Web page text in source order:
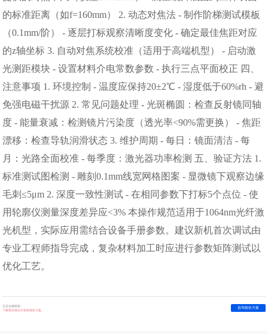
的标准距离（如f=160mm） 2. 动态对焦法 - 制作阶梯测试模板
（0.1mm/阶） - 逐层打标观察清晰度变化 - 确定最佳焦距对应
的z轴坐标 3. 自动对焦系统校准（适用于高端机型） - 启动激
光测距模块 - 设置材料介电常数参数 - 执行三点平面校正 四、
注意事项 1. 环境控制 - 温度应保持20±2℃ - 湿度低于60%rh - 避
免强电磁干扰源 2. 常见问题处理 - 光斑椭圆：检查反射镜同轴
度 - 能量衰减：检测镜片污染度（透光率<90%需更换） - 焦距
漂移：检查导轨润滑状态 3. 维护周期 - 每日：镜面清洁 - 每
月：光路全面校准 - 每季度：激光器功率检测 五、验证方法 1.
标准测试图检测 - 雕刻0.1mm线宽网格图案 - 显微镜下观察边缘
毛刺≤5μm 2. 深度一致性测试 - 在相同参数下打标5个点位 - 使
用轮廓仪测量深度差异应<3% 本操作规范适用于1064nm光纤激
光机型，实际应用需结合设备手册参数。建议新机首次调试由
专业工程师指导完成，复杂材料加工时应进行参数矩阵测试以
优化工艺。
点击右侧按钮，
了解更多激光打标机报价方案。
咨询报价方案